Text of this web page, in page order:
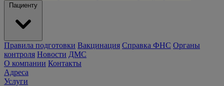
Пациенту
Правила подготовки Вакцинация Справка ФНС Органы
контроля Новости ДМС
О компании Контакты
Адреса
Услуги